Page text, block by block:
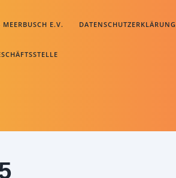
MEERBUSCH E.V. DATENSCHUTZERKLÄRUNG